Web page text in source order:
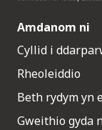
Amdanom ni
Cyllid i
Rheoleiddio
Beth rydym yn
Gweithio gyda